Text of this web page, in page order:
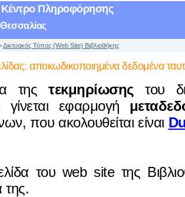
Κέντρο Πληροφόρησης
Δικτυακός Τόπος (Web Site) Βιβλιοθήκης
αποκωδικοποιημένα δεδομένα
τηςτεκμηρίωσηςτου
γίνεται εφαρμογή
που ακολουθείται είναι
του web site της
της.